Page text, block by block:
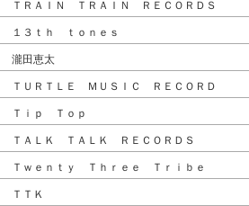
ＴＲＡＩＮ ＴＲＡＩＮ ＲＥＣＯＲＤＳ
１３ｔｈ ｔｏｎｅｓ
瀧田恵太
ＴＵＲＴＬＥ ＭＵＳＩＣ ＲＥＣＯＲＤ
Ｔｉｐ Ｔｏｐ
ＴＡＬＫ ＴＡＬＫ ＲＥＣＯＲＤＳ
Ｔｗｅｎｔｙ Ｔｈｒｅｅ Ｔｒｉｂｅ
ＴＴＫ